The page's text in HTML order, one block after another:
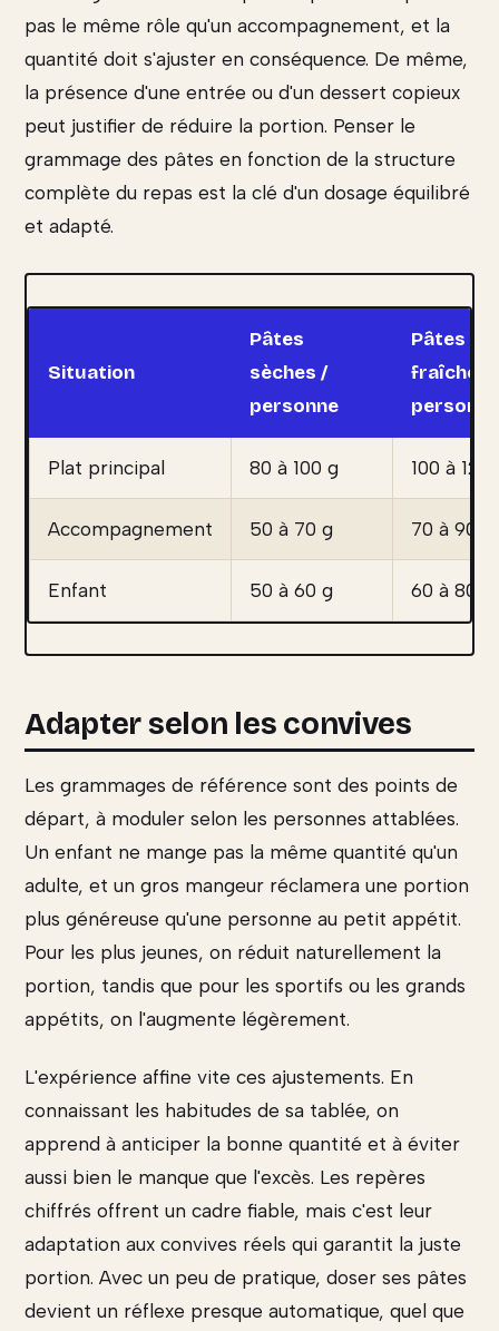
pas le même rôle qu'un accompagnement, et la
quantité doit s'ajuster en conséquence. De même,
la présence d'une entrée ou d'un dessert copieux
peut justifier de réduire la portion. Penser le
grammage des pâtes en fonction de la structure
complète du repas est la clé d'un dosage équilibré
et adapté.
Situation
Pâtes
sèches /
personne
Pâtes
fraîches /
personne
Plat principal 80 à 100 g 100 à 125
Accompagnement 50 à 70 g 70 à 90 g
Enfant 50 à 60 g 60 à 80 g
Adapter selon les convives
Les grammages de référence sont des points de
départ, à moduler selon les personnes attablées.
Un enfant ne mange pas la même quantité qu'un
adulte, et un gros mangeur réclamera une portion
plus généreuse qu'une personne au petit appétit.
Pour les plus jeunes, on réduit naturellement la
portion, tandis que pour les sportifs ou les grands
appétits, on l'augmente légèrement.
L'expérience affine vite ces ajustements. En
connaissant les habitudes de sa tablée, on
apprend à anticiper la bonne quantité et à éviter
aussi bien le manque que l'excès. Les repères
chiffrés offrent un cadre fiable, mais c'est leur
adaptation aux convives réels qui garantit la juste
portion. Avec un peu de pratique, doser ses pâtes
devient un réflexe presque automatique, quel que